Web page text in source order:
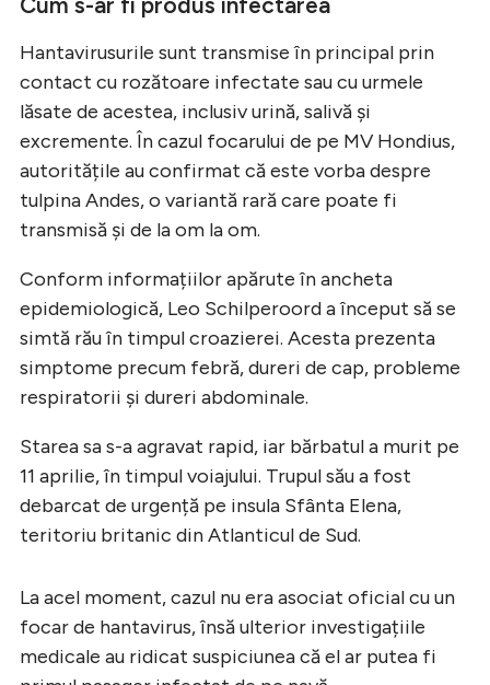
Hantavirusurile sunt transmise în principal prin
contact cu rozătoare infectate sau cu urmele
lăsate de acestea, inclusiv urină, salivă și
excremente. În cazul focarului de pe MV Hondius,
autoritățile au confirmat că este vorba despre
tulpina Andes, o variantă rară care poate fi
transmisă și de la om la om.
Conform informațiilor apărute în ancheta
epidemiologică, Leo Schilperoord a început să se
simtă rău în timpul croazierei. Acesta prezenta
simptome precum febră, dureri de cap, probleme
respiratorii și dureri abdominale.
Starea sa s-a agravat rapid, iar bărbatul a murit pe
11 aprilie, în timpul voiajului. Trupul său a fost
debarcat de urgență pe insula Sfânta Elena,
teritoriu britanic din Atlanticul de Sud.
La acel moment, cazul nu era asociat oficial cu un
focar de hantavirus, însă ulterior investigațiile
medicale au ridicat suspiciunea că el ar putea fi